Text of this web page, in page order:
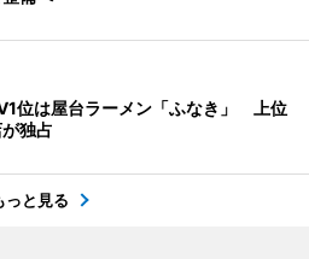
位は屋台ラーメン「ふなき」 上位
独占
っと見る